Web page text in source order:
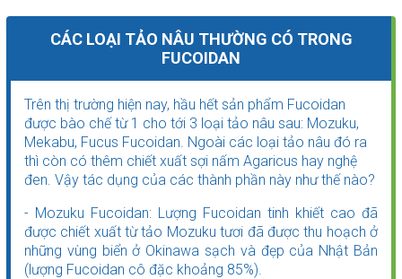
CÁC LOẠI TẢO NÂU THƯỜNG CÓ TRONG
FUCOIDAN
Trên thị trường hiện nay, hầu hết sản phẩm Fucoidan
được bào chế từ 1 cho tới 3 loại tảo nâu sau: Mozuku,
Mekabu, Fucus Fucoidan. Ngoài các loại tảo nâu đó ra
thì còn có thêm chiết xuất sợi nấm Agaricus hay nghệ
đen. Vậy tác dụng của các thành phần này như thế nào?
- Mozuku Fucoidan: Lượng Fucoidan tinh khiết cao đã
được chiết xuất từ tảo Mozuku tươi đã được thu hoạch ở
những vùng biển ở Okinawa sạch và đẹp của Nhật Bản
(lượng Fucoidan cô đặc khoảng 85%).